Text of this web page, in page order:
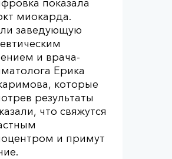
показала
миокарда.
заведующую
и врача-
Ерика
которые
результаты
что свяжутся
и примут